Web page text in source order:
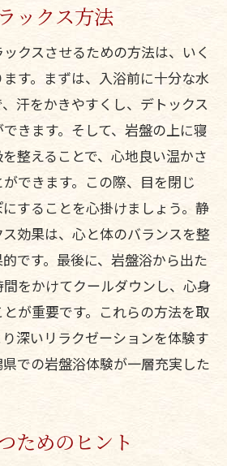
ックス方法
クスさせるための方法は、いく
す。まずは、入浴前に十分な水
汗をかきやすくし、デトックス
きます。そして、岩盤の上に寝
整えることで、心地良い温かさ
できます。この際、目を閉じ
することを心掛けましょう。静
効果は、心と体のバランスを整
です。最後に、岩盤浴から出た
をかけてクールダウンし、心身
が重要です。これらの方法を取
深いリラクゼーションを体験す
での岩盤浴体験が一層充実した
ためのヒント